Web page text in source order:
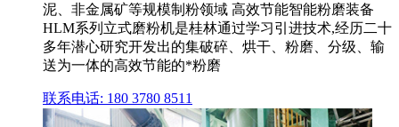
泥、非金属矿等规模制粉领域 高效节能智能粉磨装备
HLM系列立式磨粉机是桂林通过学习引进技术,经历二十
多年潜心研究开发出的集破碎、烘干、粉磨、分级、输
送为一体的高效节能的*粉磨
联系电话: 180 3780 8511